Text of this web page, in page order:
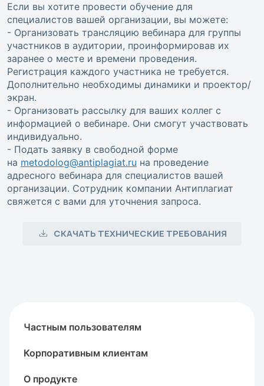
Если вы хотите провести обучение для
специалистов вашей организации, вы можете:
- Организовать трансляцию вебинара для группы
участников в аудитории, проинформировав их
заранее о месте и времени проведения.
Регистрация каждого участника не требуется.
Дополнительно необходимы динамики и проектор/
экран.
- Организовать рассылку для ваших коллег с
информацией о вебинаре. Они смогут участвовать
индивидуально.
- Подать заявку в свободной форме
на metodolog@antiplagiat.ru на проведение
адресного вебинара для специалистов вашей
организации. Сотрудник компании Антиплагиат
свяжется с вами для уточнения запроса.
СКАЧАТЬ ТЕХНИЧЕСКИЕ ТРЕБОВАНИЯ
Частным пользователям
Корпоративным клиентам
О продукте